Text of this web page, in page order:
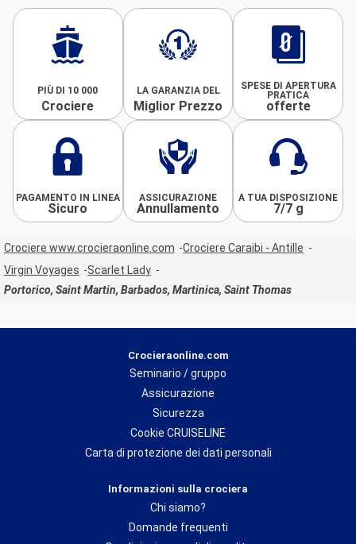
PIÙ DI 10 000
Crociere
LA GARANZIA DEL
Miglior Prezzo
SPESE DI APERTURA
PRATICA
offerte
PAGAMENTO IN LINEA
Sicuro
ASSICURAZIONE
Annullamento
A TUA DISPOSIZIONE
7/7 g
Crociere www.crocieraonline.com
Crociere Caraibi - Antille
Virgin Voyages
Scarlet Lady
Portorico, Saint Martin, Barbados, Martinica, Saint Thomas
Crocieraonline.com
Seminario / gruppo
Assicurazione
Sicurezza
Cookie CRUISELINE
Carta di protezione dei dati personali
Informazioni sulla crociera
Chi siamo?
Domande frequenti